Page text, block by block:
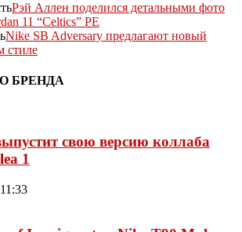
Рэй Аллен поделился детальными фото
11 “Celtics” PE
Nike SB Adversary предлагают новый
стиле
БРЕНДА
свою версию коллаба
1